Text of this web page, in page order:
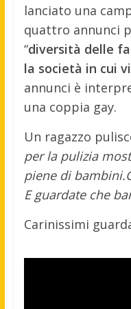
lanciato una
quattro annunci
“diversità delle
la società in cui
annunci è
una coppia gay.
Un ragazzo
per la pulizia
piene di
E guardate che
Carinissimi